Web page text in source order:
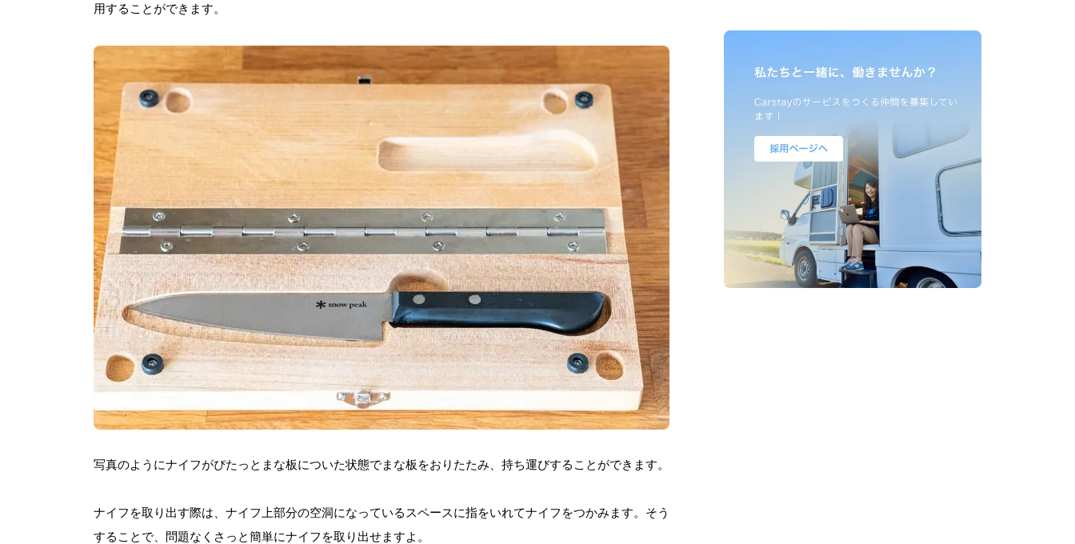
用することができます。
写真のようにナイフがぴたっとまな板についた状態でまな板をおりたたみ、持ち運びすることができます。
ナイフを取り出す際は、ナイフ上部分の空洞になっているスペースに指をいれてナイフをつかみます。そう
することで、問題なくさっと簡単にナイフを取り出せますよ。